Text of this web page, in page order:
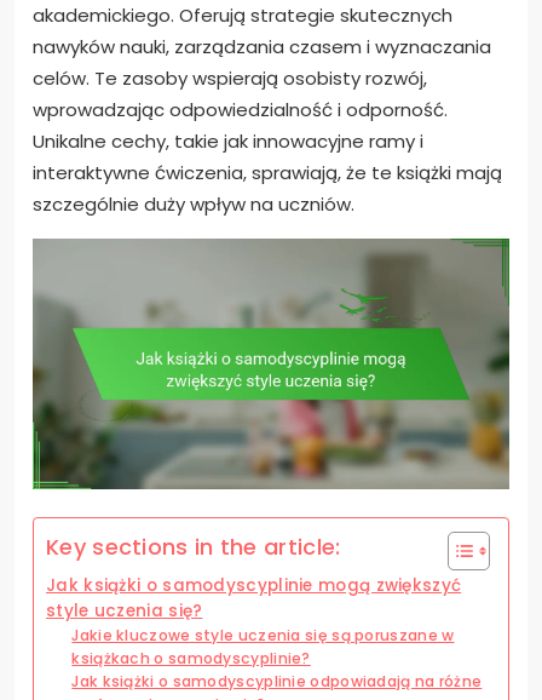
akademickiego. Oferują strategie skutecznych
nawyków nauki, zarządzania czasem i wyznaczania
celów. Te zasoby wspierają osobisty rozwój,
wprowadzając odpowiedzialność i odporność.
Unikalne cechy, takie jak innowacyjne ramy i
interaktywne ćwiczenia, sprawiają, że te książki mają
szczególnie duży wpływ na uczniów.
Key sections in the article:
Jak książki o samodyscyplinie mogą zwiększyć
style uczenia się?
Jakie kluczowe style uczenia się są poruszane w
książkach o samodyscyplinie?
Jak książki o samodyscyplinie odpowiadają na różne